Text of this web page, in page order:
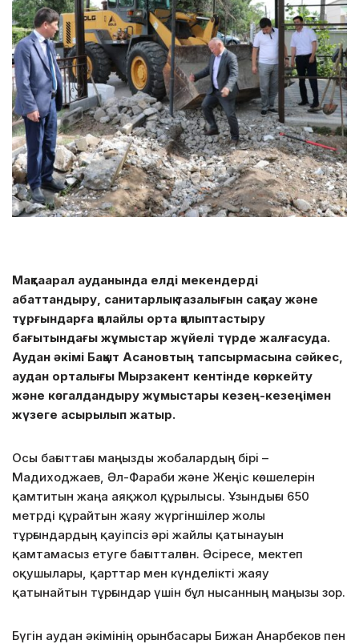
Мақтаарал ауданында елді мекендерді
абаттандыру, санитарлық тазалығын сақтау және
тұрғындарға қолайлы орта қалыптастыру
бағытындағы жұмыстар жүйелі түрде жалғасуда.
Аудан әкімі Бақыт Асановтың тапсырмасына сәйкес,
аудан орталығы Мырзакент кентінде көркейту
және көгалдандыру жұмыстары кезең-кезеңімен
жүзеге асырылып жатыр.
Осы бағыттағы маңызды жобалардың бірі –
Мадиходжаев, Әл-Фараби және Жеңіс көшелерін
қамтитын жаңа аяқжол құрылысы. Ұзындығы 650
метрді құрайтын жаяу жүргіншілер жолы
тұрғындардың қауіпсіз әрі жайлы қатынауын
қамтамасыз етуге бағытталған. Әсіресе, мектеп
оқушылары, қарттар мен күнделікті жаяу
қатынайтын тұрғындар үшін бұл нысанның маңызы зор.
Бүгін аудан әкімінің орынбасары Бижан Анарбеков пен